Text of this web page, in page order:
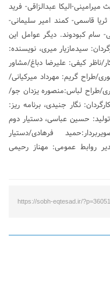
الیکا عبدالزاقی- فرید
قاسمی- کمند امیر سلیمانی-
سام کبودوند. دیگر عوامل این
سیدمازیار میری، نویسنده:
ناظر کیفی: علیرضا دباغ/مشاور
طراح گریم: مهرداد میرکیانی/
طراح لباس:منصوره یزدان جو/
نگار جنیدی، برنامه ریز:
حسین عباسی، دستیار دوم
فرهادی/دستیار
روابط عمومی: مهناز رحیمی
https://sobh-eqtesad.ir/?p=36051